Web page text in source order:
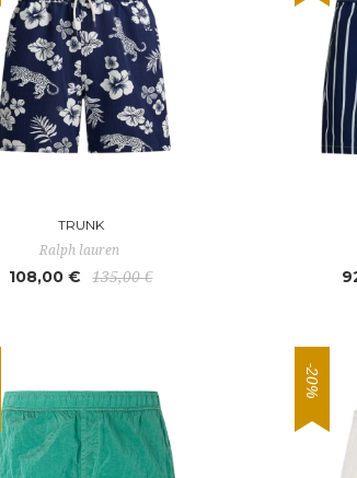
TRUNK
Ralph lauren
108,00 € 135,00 €
-20%